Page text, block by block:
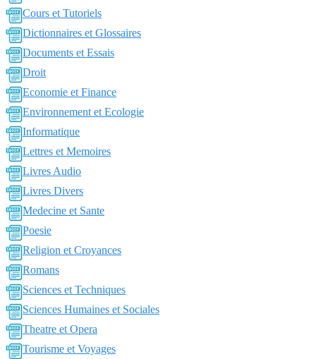
Cours et Tutoriels
Dictionnaires et Glossaires
Documents et Essais
Droit
Economie et Finance
Environnement et Ecologie
Informatique
Lettres et Memoires
Livres Audio
Livres Divers
Medecine et Sante
Poesie
Religion et Croyances
Romans
Sciences et Techniques
Sciences Humaines et Sociales
Theatre et Opera
Tourisme et Voyages